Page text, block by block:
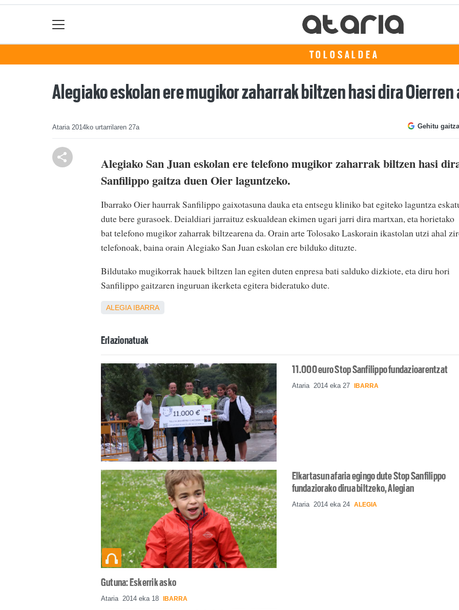
TOLOSALDEA
Alegiako eskolan ere mugikor zaharrak biltzen hasi dira Oierren
Ataria 2014ko urtarrilaren 27a Gehitu
Alegiako San Juan eskolan ere telefono mugikor zaharrak biltzen hasi
Sanfilippo gaitza duen Oier laguntzeko.
Ibarrako Oier haurrak Sanfilippo gaixotasuna dauka eta entsegu kliniko bat egiteko laguntza
dute bere gurasoek. Deialdiari jarraituz eskualdean ekimen ugari jarri dira martxan, eta horietako
bat telefono mugikor zaharrak biltzearena da. Orain arte Tolosako Laskorain ikastolan utzi ahal
telefonoak, baina orain Alegiako San Juan eskolan ere bilduko dituzte.
Bildutako mugikorrak hauek biltzen lan egiten duten enpresa bati salduko dizkiote, eta diru hori
Sanfilippo gaitzaren inguruan ikerketa egitera bideratuko dute.
ALEGIA IBARRA
Erlazionatuak
11.000 euro Stop Sanfilippo fundazioarentzat
Ataria 2014 eka 27 IBARRA
Elkartasun afaria egingo dute Stop Sanfilippo
fundaziorako dirua biltzeko, Alegian
Ataria 2014 eka 24 ALEGIA
Gutuna: Eskerrik asko
Ataria 2014 eka 18 IBARRA